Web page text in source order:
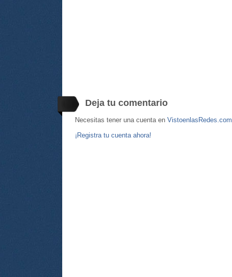
Deja tu comentario
Necesitas tener una cuenta en VistoenlasRedes.com
¡Registra tu cuenta ahora!